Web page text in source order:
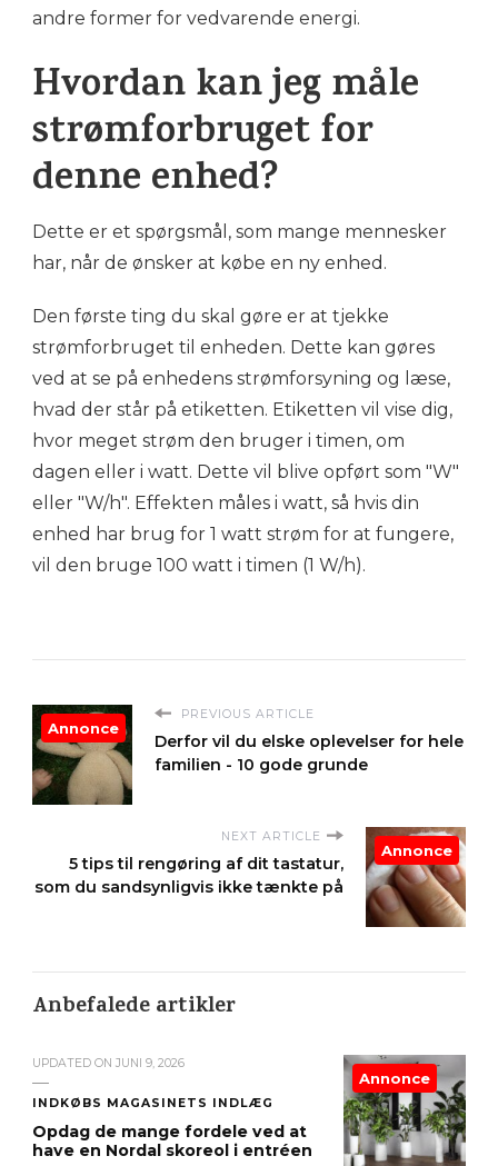
andre former for vedvarende energi.
Hvordan kan jeg måle
strømforbruget for
denne enhed?
Dette er et spørgsmål, som mange mennesker
har, når de ønsker at købe en ny enhed.
Den første ting du skal gøre er at tjekke
strømforbruget til enheden. Dette kan gøres
ved at se på enhedens strømforsyning og læse,
hvad der står på etiketten. Etiketten vil vise dig,
hvor meget strøm den bruger i timen, om
dagen eller i watt. Dette vil blive opført som "W"
eller "W/h". Effekten måles i watt, så hvis din
enhed har brug for 1 watt strøm for at fungere,
vil den bruge 100 watt i timen (1 W/h).
PREVIOUS ARTICLE
Derfor vil du elske oplevelser for hele
familien - 10 gode grunde
Annonce
NEXT ARTICLE
5 tips til rengøring af dit tastatur,
som du sandsynligvis ikke tænkte på
Annonce
Anbefalede artikler
UPDATED ON JUNI 9, 2026
INDKØBS MAGASINETS INDLÆG
Opdag de mange fordele ved at
have en Nordal skoreol i entréen
Annonce